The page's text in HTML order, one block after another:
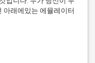
아래에있는 에뮬레이터